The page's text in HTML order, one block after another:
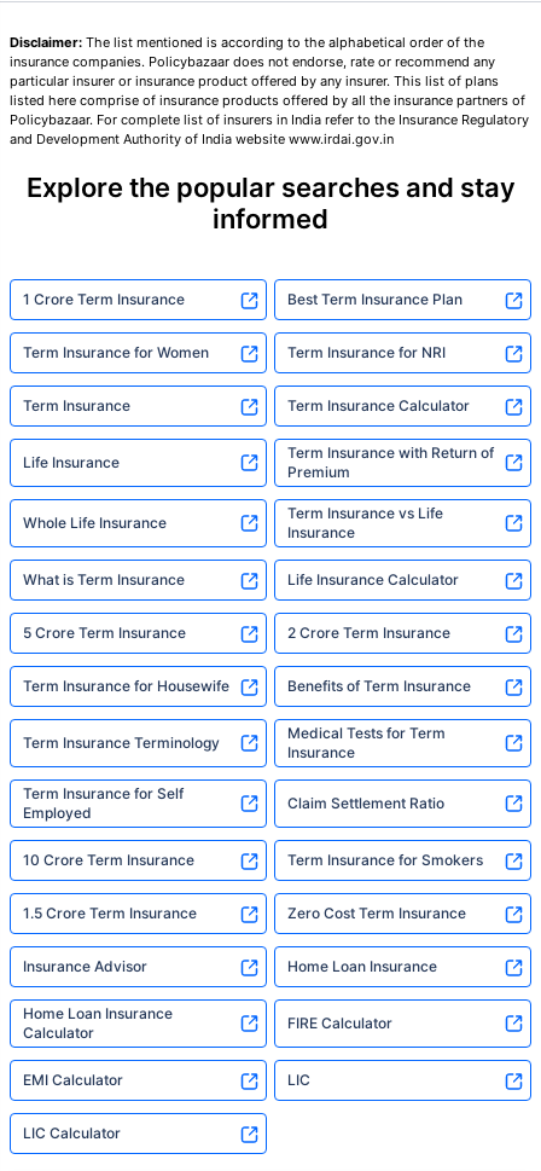
Disclaimer: The list mentioned is according to the alphabetical order of the
insurance companies. Policybazaar does not endorse, rate or recommend any
particular insurer or insurance product offered by any insurer. This list of plans
listed here comprise of insurance products offered by all the insurance partners of
Policybazaar. For complete list of insurers in India refer to the Insurance Regulatory
and Development Authority of India website www.irdai.gov.in
Explore the popular searches and stay
informed
1 Crore Term Insurance Best Term Insurance Plan
Term Insurance for Women Term Insurance for NRI
Term Insurance Term Insurance Calculator
Life Insurance
Term Insurance with Return of
Premium
Whole Life Insurance
Term Insurance vs Life
Insurance
What is Term Insurance Life Insurance Calculator
5 Crore Term Insurance 2 Crore Term Insurance
Term Insurance for Housewife Benefits of Term Insurance
Term Insurance Terminology
Medical Tests for Term
Insurance
Term Insurance for Self
Employed
Claim Settlement Ratio
10 Crore Term Insurance Term Insurance for Smokers
1.5 Crore Term Insurance Zero Cost Term Insurance
Insurance Advisor Home Loan Insurance
Home Loan Insurance
Calculator
FIRE Calculator
EMI Calculator LIC
LIC Calculator
₹ 1,376/महिना*
तुमच्या कुटुंबाची सुरक्षा फक्त एक पाऊल दूर आह
योग्य योजना निवडा
आजार नसलेल्या व्यक्तीसाठी, 36 वर्षे वयापर्यंत कव्हर। *₹630 प्रति महिना, 1 कोटीच्या टर्म लाइफ विम्यासाठी सुरुवातीची किंमत
आहे — धूम्रपान न करणाऱ्या, कोणतेही पूर्व-विद्यमान आजार नसलेल्या व्यक्तीसाठी, 46 वर्षे वयापर्यंत कव्हर। *₹1,376 प्रति
महिना, 1 कोटीच्या टर्म लाइफ विम्यासाठी सुरुवातीची किंमत आहे — धूम्रपान न करणाऱ्या, कोणतेही पूर्व-विद्यमान आजार नसलेल्या